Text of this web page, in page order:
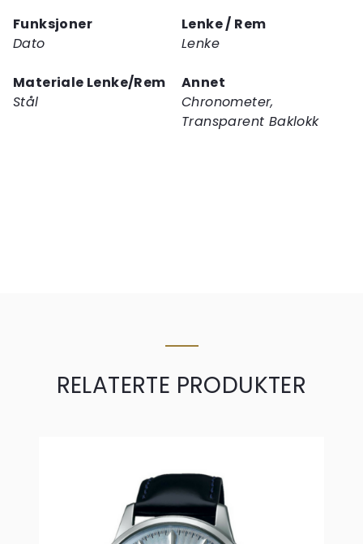
Funksjoner
Dato
Lenke / Rem
Lenke
Materiale Lenke/Rem
Stål
Annet
Chronometer,
Transparent Baklokk
RELATERTE PRODUKTER